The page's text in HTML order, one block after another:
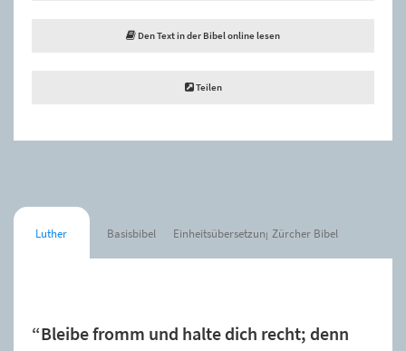
Den Text in der Bibel online lesen
Teilen
Luther Basisbibel Einheitsübersetzung Zürcher Bibel
“Bleibe fromm und halte dich recht; denn